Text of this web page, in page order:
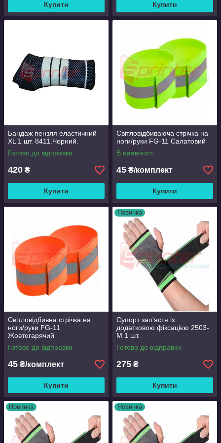
Купити Купити
Бандаж пензля еластичний
XL 1 шт. 8411.Чорний.
Готово до відправки
420 ₴
Купити
Світловідбиваюча стрічка на
ноги/руки FG-11 Салатовий
В наявності
45 ₴/комплект
Купити
Світловідбивна стрічка на
ноги/руки FG-11
Жовтогарячий
Готово до відправки
45 ₴/комплект
Купити
Новинка
Супорт зап'ястя із
додатковою фіксацією 2503-
М 1 шт.
Готово до відправки
275 ₴
Купити
Новинка Новинка